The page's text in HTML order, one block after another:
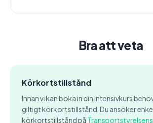
Bra att veta
Körkortstillstånd
Innan vi kan boka in din intensivkurs
giltigt körkortstillstånd. Du ansöker
körkortstillstånd på